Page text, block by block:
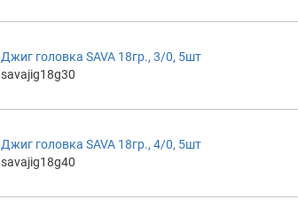
Джиг головка SAVA 18гр., 3/0, 5шт
savajig18g30
Джиг головка SAVA 18гр., 4/0, 5шт
savajig18g40